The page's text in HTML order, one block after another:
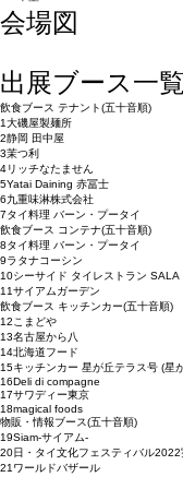
会場図
出展ブース一覧
飲食ブース テナント(五十音順)
1大磯屋製麺所
2静岡 田中屋
3茉つ利
4リッチなたません
5Yatai Daining 赤冨士
6九重味淋株式会社
7タイ料理 バーン・プータイ
飲食ブース コンテナ(五十音順)
8タイ料理 バーン・プータイ
9ラタナコーシン
10シーサイド タイレストラン SALA
11サイアムガーデン
飲食ブース キッチンカー(五十音順)
12 こまどや
13名古屋から八
14北海道フード
15キッチンカー 星が丘テラス号 (星
16Deli di compagne
17サワディー東京
18magical foods
物販・情報ブース(五十音順)
19Siam-サイアム-
20日・タイ文化フェスティバル
21 ワールドバザール